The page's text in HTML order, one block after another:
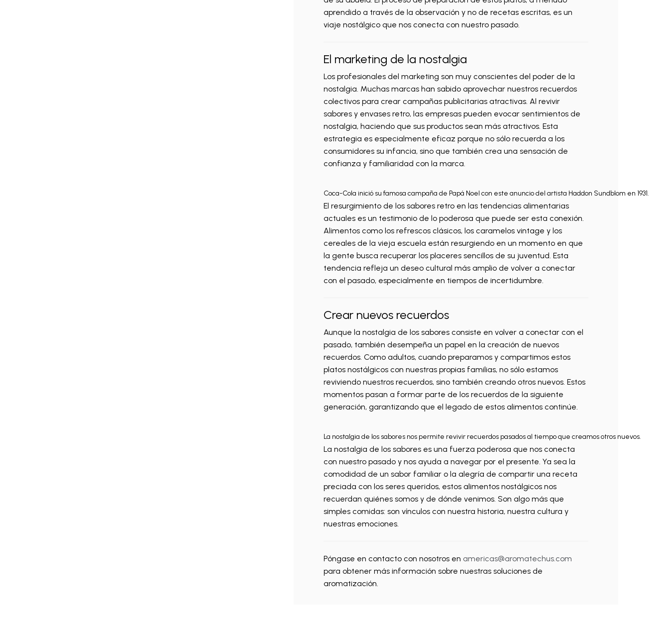
aprendido a través de la observación y no de recetas escritas, es un
viaje nostálgico que nos conecta con nuestro pasado.
El marketing de la nostalgia
Los profesionales del marketing son muy conscientes del poder de la
nostalgia. Muchas marcas han sabido aprovechar nuestros recuerdos
colectivos para crear campañas publicitarias atractivas. Al revivir
sabores y envases retro, las empresas pueden evocar sentimientos de
nostalgia, haciendo que sus productos sean más atractivos. Esta
estrategia es especialmente eficaz porque no sólo recuerda a los
consumidores su infancia, sino que también crea una sensación de
confianza y familiaridad con la marca.
Coca-Cola inició su famosa campaña de Papá Noel con este anuncio del artista Haddon Sundblom en 1931.
El resurgimiento de los sabores retro en las tendencias alimentarias
actuales es un testimonio de lo poderosa que puede ser esta conexión.
Alimentos como los refrescos clásicos, los caramelos vintage y los
cereales de la vieja escuela están resurgiendo en un momento en que
la gente busca recuperar los placeres sencillos de su juventud. Esta
tendencia refleja un deseo cultural más amplio de volver a conectar
con el pasado, especialmente en tiempos de incertidumbre.
Crear nuevos recuerdos
Aunque la nostalgia de los sabores consiste en volver a conectar con el
pasado, también desempeña un papel en la creación de nuevos
recuerdos. Como adultos, cuando preparamos y compartimos estos
platos nostálgicos con nuestras propias familias, no sólo estamos
reviviendo nuestros recuerdos, sino también creando otros nuevos. Estos
momentos pasan a formar parte de los recuerdos de la siguiente
generación, garantizando que el legado de estos alimentos continúe.
La nostalgia de los sabores nos permite revivir recuerdos pasados al tiempo que creamos otros nuevos.
La nostalgia de los sabores es una fuerza poderosa que nos conecta
con nuestro pasado y nos ayuda a navegar por el presente. Ya sea la
comodidad de un sabor familiar o la alegría de compartir una receta
preciada con los seres queridos, estos alimentos nostálgicos nos
recuerdan quiénes somos y de dónde venimos. Son algo más que
simples comidas: son vínculos con nuestra historia, nuestra cultura y
nuestras emociones.
Póngase en contacto con nosotros en americas@aromatechus.com
para obtener más información sobre nuestras soluciones de
aromatización.